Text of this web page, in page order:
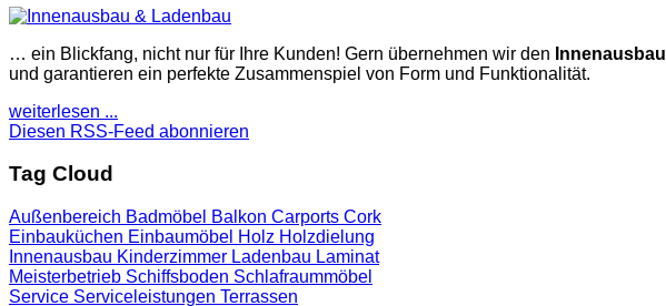
… ein Blickfang, nicht nur für Ihre Kunden! Gern übernehmen wir den Innenausbau
und garantieren ein perfekte Zusammenspiel von Form und Funktionalität.
weiterlesen ...
Diesen RSS-Feed abonnieren
Tag Cloud
Außenbereich Badmöbel Balkon Carports Cork
Einbauküchen Einbaumöbel Holz Holzdielung
Innenausbau Kinderzimmer Ladenbau Laminat
Meisterbetrieb Schiffsboden Schlafraummöbel
Service Serviceleistungen Terrassen